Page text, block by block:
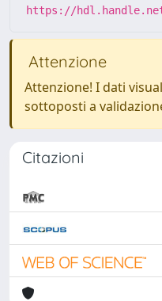
https://
Attenzione
Attenzione! I dati
sottoposti a
Citazioni